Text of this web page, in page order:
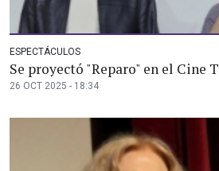
ESPECTÁCULOS
Se proyectó "Reparo" en el Cine
26 OCT 2025 - 18:34